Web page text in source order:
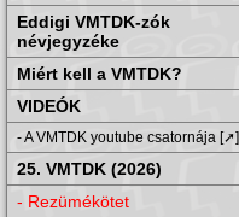
Eddigi VMTDK-zók
névjegyzéke
Miért kell a VMTDK?
VIDEÓK
- A VMTDK youtube csatornája [➚]
25. VMTDK (2026)
- Rezümékötet